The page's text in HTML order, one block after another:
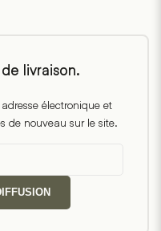
livraison.
électronique et
de nouveau sur le site.